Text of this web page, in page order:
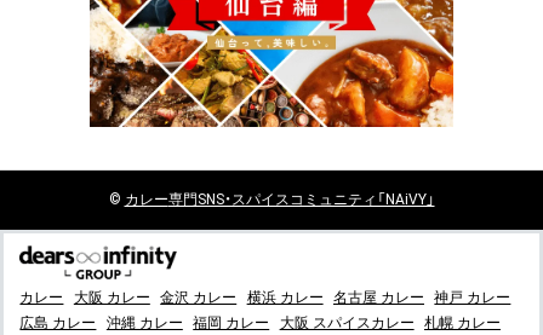
© カレー専門SNS・スパイスコミュニティ「NAiVY」
カレー 大阪 カレー 金沢 カレー 横浜 カレー 名古屋 カレー
神戸 カレー
広島 カレー
沖縄 カレー 福岡 カレー 大阪 スパイスカレー 札幌 カレー